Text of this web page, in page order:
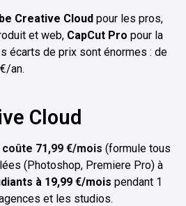
Creative Cloud pour les pros,
et web, CapCut Pro pour la
écarts de prix sont énormes : de
an.
Cloud
71,99 €/mois (formule tous
(Photoshop, Premiere Pro) à
à 19,99 €/mois pendant 1
et les studios.